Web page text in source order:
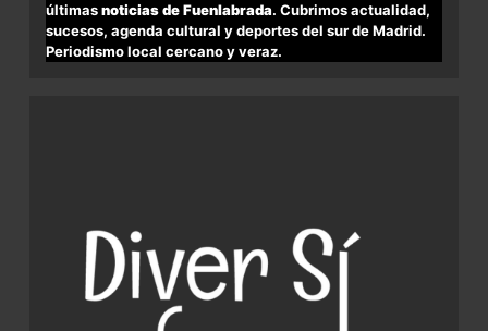
últimasnoticias de Fuenlabrada. Cubrimos actualidad,
sucesos, agenda cultural y deportes del sur de Madrid.
Periodismo local cercano y veraz.